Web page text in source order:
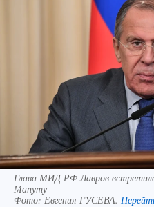
Глава МИД РФ Лавров
Мапуту
Фото: Евгения ГУСЕВА.